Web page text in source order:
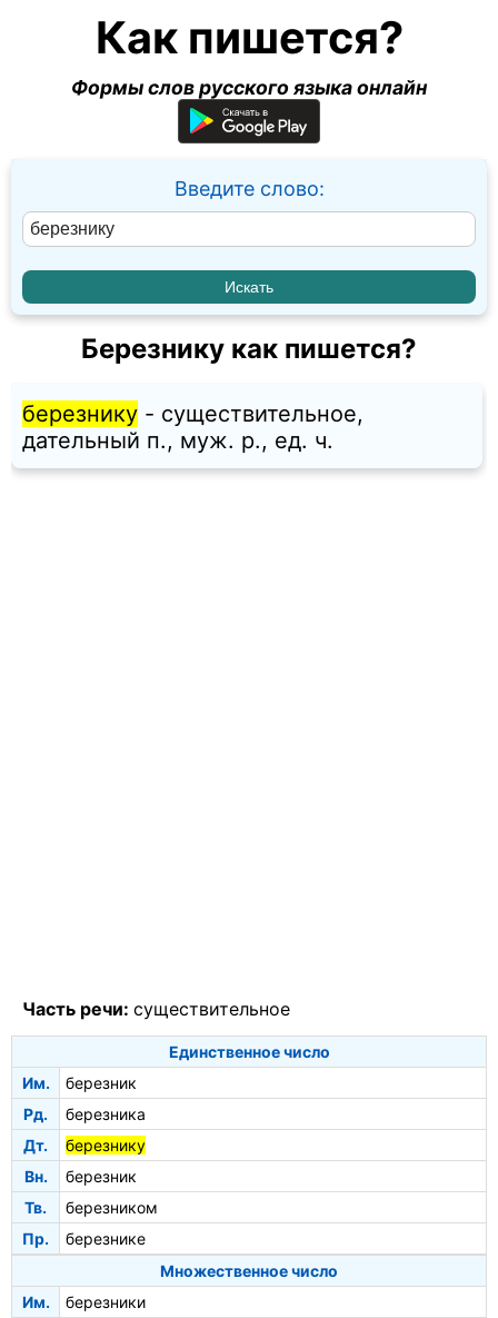
Как пишется?
Формы слов русского языка онлайн
Введите слово:
Березнику как пишется?
березнику - существительное,
дательный п., муж. p., ед. ч.
Часть речи: существительное
Единственное число
Им.
березник
Рд.
березника
Дт.
березнику
Вн.
березник
Тв.
березником
Пр.
березнике
Множественное число
Им.
березники